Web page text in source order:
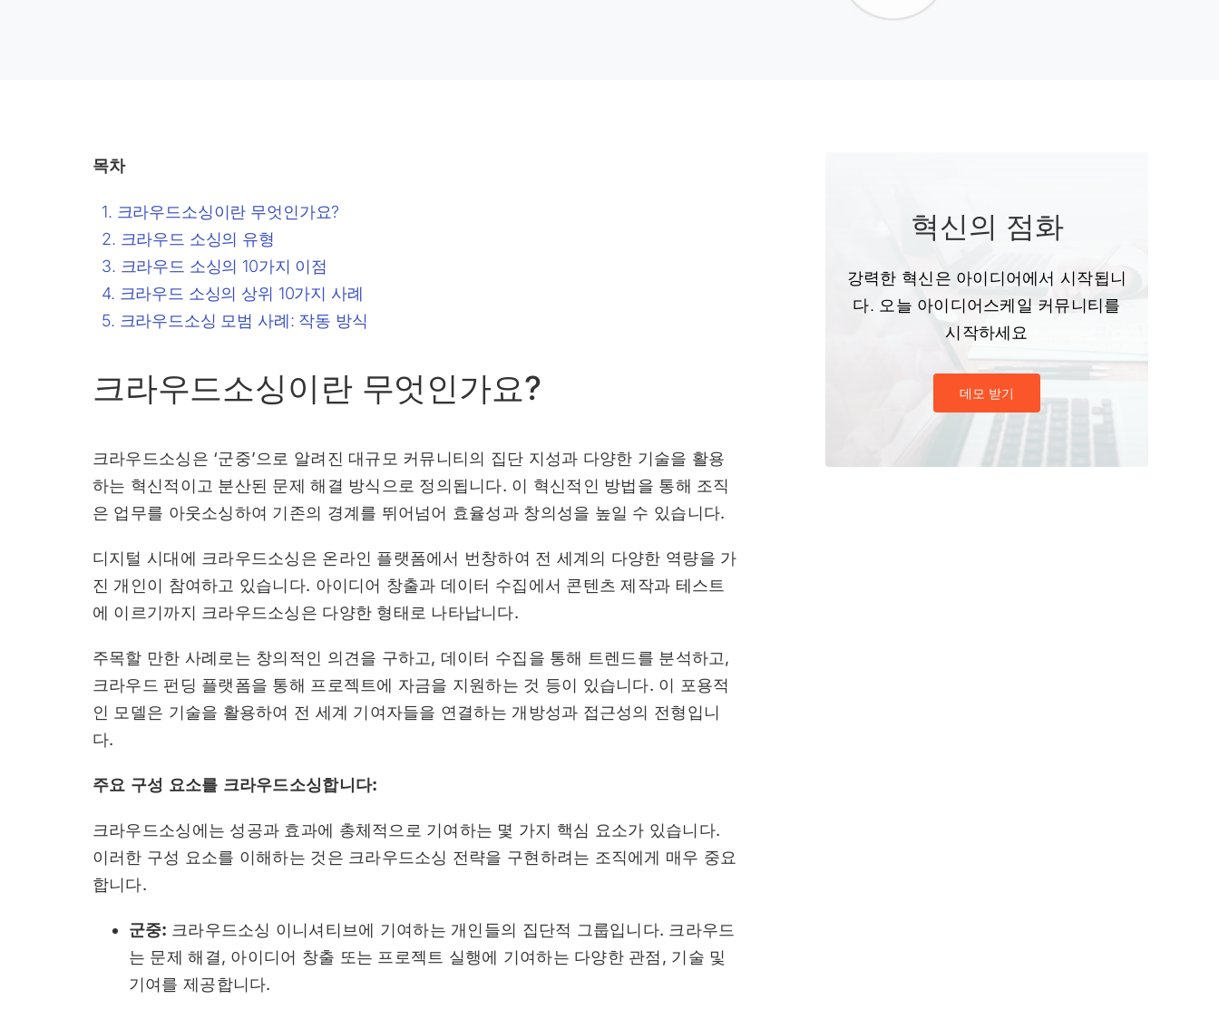
목차
크라우드소싱이란 무엇인가요?
크라우드 소싱의 유형
크라우드 소싱의 10가지 이점
크라우드 소싱의 상위 10가지 사례
크라우드소싱 모범 사례: 작동 방식
크라우드소싱이란 무엇인가요?
크라우드소싱은 ‘군중’으로 알려진 대규모 커뮤니티의 집단 지성과 다양한 기술을 활용
하는 혁신적이고 분산된 문제 해결 방식으로 정의됩니다. 이 혁신적인 방법을 통해 조직
은 업무를 아웃소싱하여 기존의 경계를 뛰어넘어 효율성과 창의성을 높일 수 있습니다.
디지털 시대에 크라우드소싱은 온라인 플랫폼에서 번창하여 전 세계의 다양한 역량을 가
진 개인이 참여하고 있습니다. 아이디어 창출과 데이터 수집에서 콘텐츠 제작과 테스트
에 이르기까지 크라우드소싱은 다양한 형태로 나타납니다.
주목할 만한 사례로는 창의적인 의견을 구하고, 데이터 수집을 통해 트렌드를 분석하고,
크라우드 펀딩 플랫폼을 통해 프로젝트에 자금을 지원하는 것 등이 있습니다. 이 포용적
인 모델은 기술을 활용하여 전 세계 기여자들을 연결하는 개방성과 접근성의 전형입니
다.
주요 구성 요소를 크라우드소싱합니다:
크라우드소싱에는 성공과 효과에 총체적으로 기여하는 몇 가지 핵심 요소가 있습니다.
이러한 구성 요소를 이해하는 것은 크라우드소싱 전략을 구현하려는 조직에게 매우 중요
합니다.
군중: 크라우드소싱 이니셔티브에 기여하는 개인들의 집단적 그룹입니다. 크라우드
는 문제 해결, 아이디어 창출 또는 프로젝트 실행에 기여하는 다양한 관점, 기술 및
기여를 제공합니다.
혁신의 점화
강력한 혁신은 아이디어에서 시작됩니
다. 오늘 아이디어스케일 커뮤니티를
시작하세요
데모 받기